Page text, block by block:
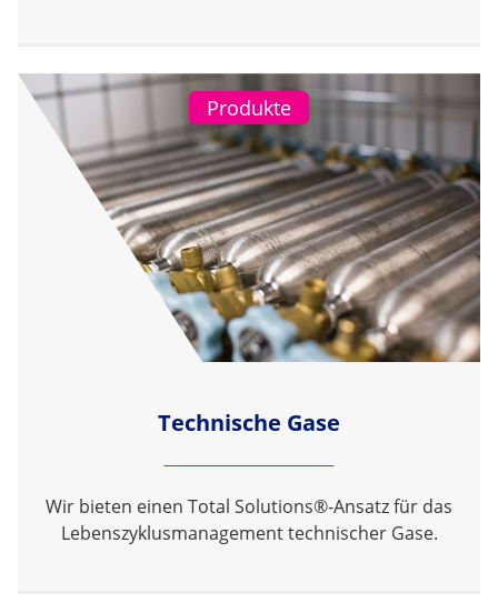
Produkte
Technische Gase
Wir bieten einen Total Solutions®-Ansatz für das
Lebenszyklusmanagement technischer Gase.